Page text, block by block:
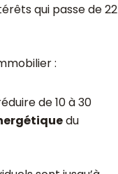
qui passe de 22
:
de 10 à 30
du